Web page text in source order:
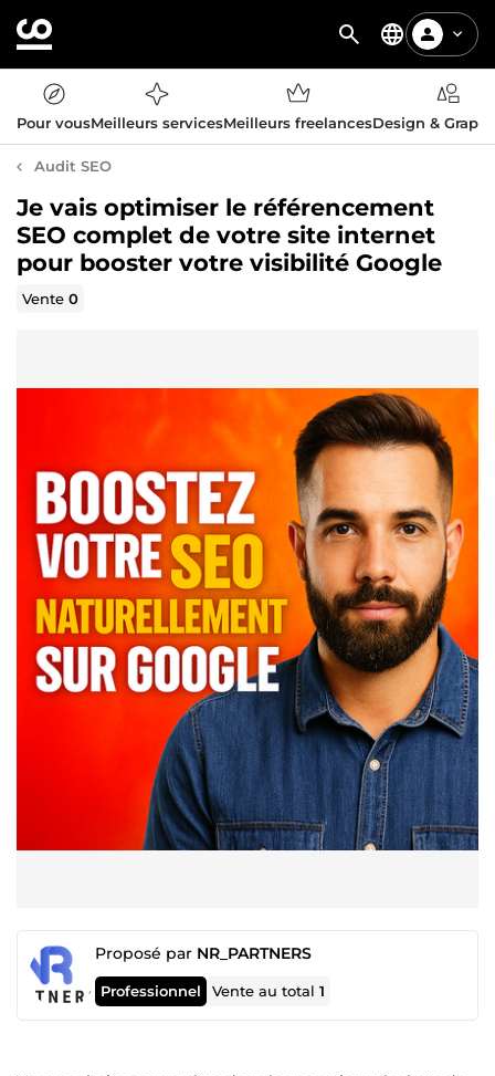
Pour vousMeilleurs servicesMeilleurs freelancesDesign &
Audit SEO
Je vais optimiser le référencement
SEO complet de votre site internet
pour booster votre visibilité Google
Vente0
Proposé par NR_PARTNERS
Professionnel Vente au total1